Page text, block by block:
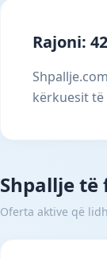
Rajoni:
kërkuesit
Shpallje
Oferta aktive që